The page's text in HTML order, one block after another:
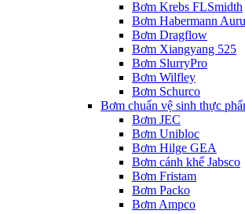
Bơm Krebs FLSmidth
Bơm Habermann
Bơm Dragflow
Bơm Xiangyang 525
Bơm SlurryPro
Bơm Wilfley
Bơm Schurco
Bơm chuẩn vệ sinh thực
Bơm JEC
Bơm Unibloc
Bơm Hilge GEA
Bơm cánh khế Jabsco
Bơm Fristam
Bơm Packo
Bơm Ampco